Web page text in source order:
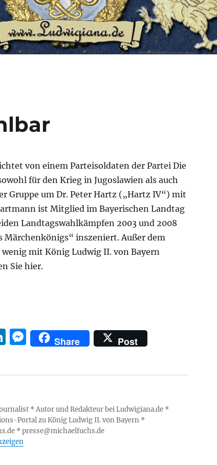
von einem Parteisoldaten der Partei Die
für den Krieg in Jugoslawien als auch
Gruppe um Dr. Peter Hartz („Hartz IV“) mit
ist Mitglied im Bayerischen Landtag
Landtagswahlkämpfen 2003 und 2008
Märchenkönigs“ inszeniert. Außer dem
mit König Ludwig II. von Bayern
Sie hier.
Li
k
d
I
n
M
e
ss
n
g
er
Share
Post
* Autor und Redakteur bei Ludwigiana.de *
Portal zu König Ludwig II. von Bayern *
* presse@michaelfuchs.de